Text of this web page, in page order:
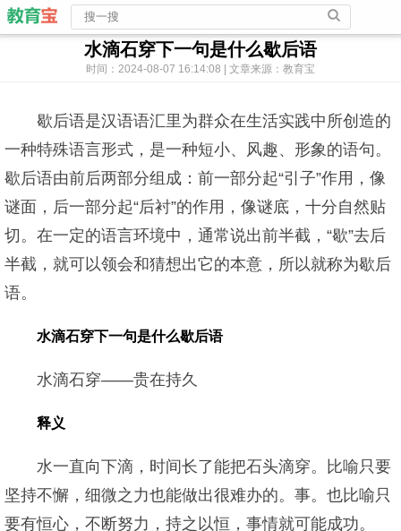
水滴石穿下一句是什么歇后语
时间：2024-08-07 16:14:08 | 文章来源：教育宝
歇后语是汉语语汇里为群众在生活实践中所创造的
一种特殊语言形式，是一种短小、风趣、形象的语句。
歇后语由前后两部分组成：前一部分起“引子”作用，像
谜面，后一部分起“后衬”的作用，像谜底，十分自然贴
切。在一定的语言环境中，通常说出前半截，“歇”去后
半截，就可以领会和猜想出它的本意，所以就称为歇后
语。
水滴石穿下一句是什么歇后语
水滴石穿——贵在持久
释义
水一直向下滴，时间长了能把石头滴穿。比喻只要
坚持不懈，细微之力也能做出很难办的。事。也比喻只
要有恒心，不断努力，持之以恒，事情就可能成功。